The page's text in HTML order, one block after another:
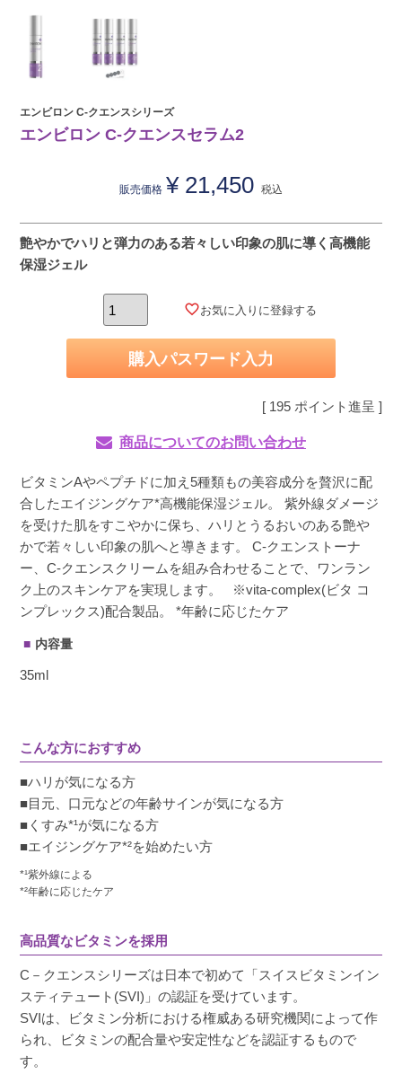
エンビロン C-クエンスシリーズ
エンビロン C-クエンスセラム2
販売価格 ¥ 21,450 税込
艶やかでハリと弾力のある若々しい印象の肌に導く高機能
保湿ジェル
お気に入りに登録する
購入パスワード入力
[ 195 ポイント進呈 ]
商品についてのお問い合わせ
ビタミンAやペプチドに加え5種類もの美容成分を贅沢に配
合したエイジングケア*高機能保湿ジェル。 紫外線ダメージ
を受けた肌をすこやかに保ち、ハリとうるおいのある艶や
かで若々しい印象の肌へと導きます。 C-クエンストーナ
ー、C-クエンスクリームを組み合わせることで、ワンラン
ク上のスキンケアを実現します。 ※vita-complex(ビタ コ
ンプレックス)配合製品。 *年齢に応じたケア
内容量
35ml
こんな方におすすめ
■ハリが気になる方
■目元、口元などの年齢サインが気になる方
■くすみ*¹が気になる方
■エイジングケア*²を始めたい方
*¹紫外線による
*²年齢に応じたケア
高品質なビタミンを採用
C－クエンスシリーズは日本で初めて「スイスビタミンイン
スティテュート(SVI)」の認証を受けています。
SVIは、ビタミン分析における権威ある研究機関によって作
られ、ビタミンの配合量や安定性などを認証するもので
す。